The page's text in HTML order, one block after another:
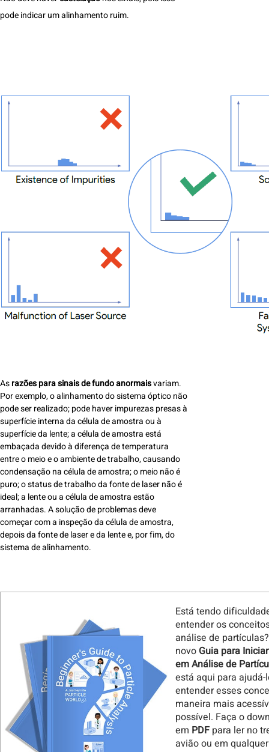
pode indicar um alinhamento ruim.
Asrazões para sinais de fundo anormaisvariam.
Por exemplo, o alinhamento do sistema óptico não
pode ser realizado; pode haver impurezas presas à
superfície interna da célula de amostra ou à
superfície da lente; a célula de amostra está
embaçada devido à diferença de temperatura
entre o meio e o ambiente de trabalho, causando
condensação na célula de amostra; o meio não é
puro; o status de trabalho da fonte de laser não é
ideal; a lente ou a célula de amostra estão
arranhadas. A solução de problemas deve
começar com a inspeção da célula de amostra,
depois da fonte de laser e da lente e, por fim, do
sistema de alinhamento.
Está tendo
entender os
análise de
novo Guia para
em Análise de
está aqui para ajudá-
entender esses
maneira mais
possível. Faça o
em PDF para ler no
avião ou em